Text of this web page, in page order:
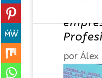
La
por Álex